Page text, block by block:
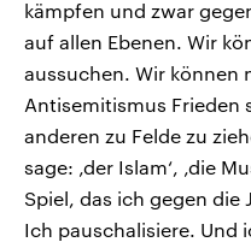
kämpfen und zwar
auf allen Ebenen. Wir
aussuchen. Wir können
Antisemitismus Frieden
anderen zu Felde zu
sage: ‚der Islam‘, ‚die
Spiel, das ich gegen die
Ich pauschalisiere. Und